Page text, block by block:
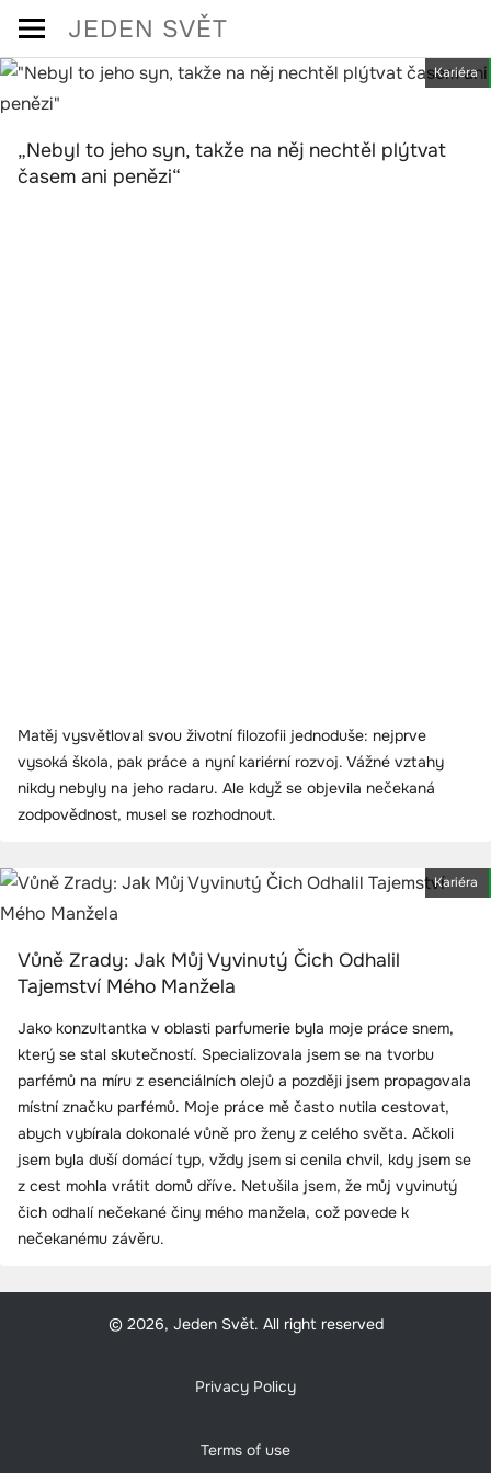
Skip
content
JEDEN SVĚT
Kariéra
„Nebyl to jeho syn, takže na něj nechtěl plýtvat
časem ani penězi“
Matěj vysvětloval svou životní filozofii jednoduše: nejprve
vysoká škola, pak práce a nyní kariérní rozvoj. Vážné vztahy
nikdy nebyly na jeho radaru. Ale když se objevila nečekaná
zodpovědnost, musel se rozhodnout.
Kariéra
Vůně Zrady: Jak Můj Vyvinutý Čich Odhalil
Tajemství Mého Manžela
Jako konzultantka v oblasti parfumerie byla moje práce snem,
který se stal skutečností. Specializovala jsem se na tvorbu
parfémů na míru z esenciálních olejů a později jsem propagovala
místní značku parfémů. Moje práce mě často nutila cestovat,
abych vybírala dokonalé vůně pro ženy z celého světa. Ačkoli
jsem byla duší domácí typ, vždy jsem si cenila chvil, kdy jsem se
z cest mohla vrátit domů dříve. Netušila jsem, že můj vyvinutý
čich odhalí nečekané činy mého manžela, což povede k
nečekanému závěru.
© 2026, Jeden Svět. All right reserved
Privacy Policy
Terms of use